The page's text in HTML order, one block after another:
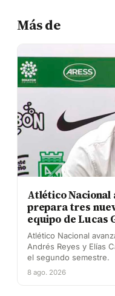
Más de
Atlético Nacional
prepara tres
equipo de Lucas
Atlético Nacional
Andrés Reyes y Elías
el segundo semestre.
8 ago. 2026